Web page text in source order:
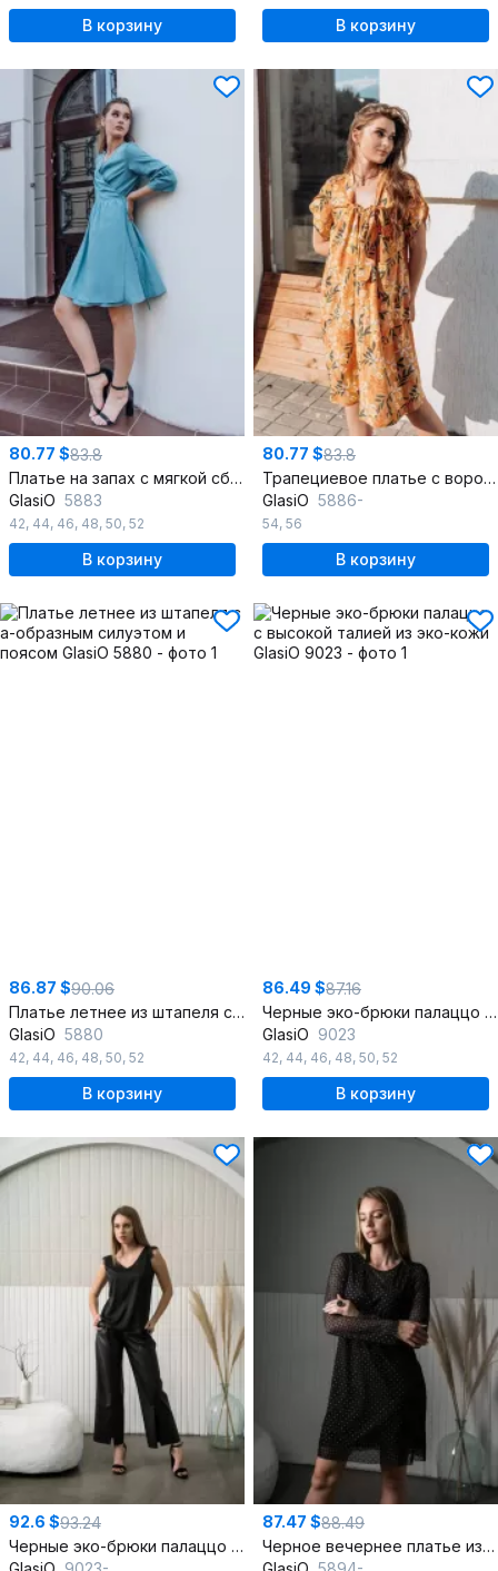
В корзину В корзину
80.77 $83.8
Платье на запах с мягкой сборкой и длинным рукавом
GlasiO 5883
42, 44, 46, 48, 50, 52
В корзину
80.77 $83.8
Трапециевое платье с воротником-бант и талевыми вытачками
GlasiO 5886-
54, 56
В корзину
86.87 $90.06
Платье летнее из штапеля с а-образным силуэтом и поясом
GlasiO 5880
42, 44, 46, 48, 50, 52
В корзину
86.49 $87.16
Черные эко-брюки палаццо с высокой талией из эко-кожи
GlasiO 9023
42, 44, 46, 48, 50, 52
В корзину
92.6 $93.24
Черные эко-брюки палаццо с высокой талией из эко-кожи
87.47 $88.49
Черное вечернее платье из замши и сетки с лаконичным силуэтом